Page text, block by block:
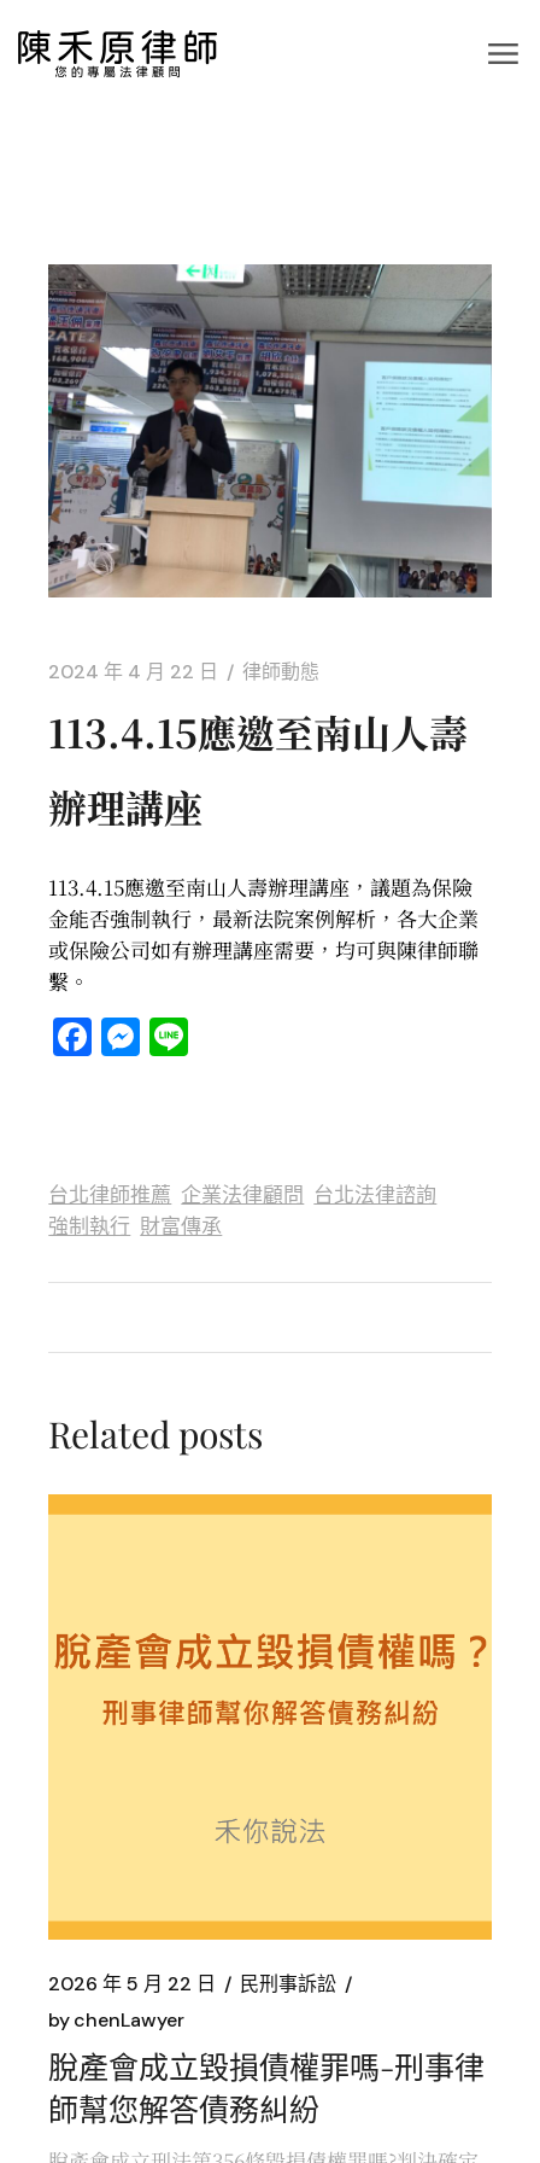
2024 年 4 月 22 日 律師動態
113.4.15應邀至南山人壽
辦理講座
113.4.15應邀至南山人壽辦理講座，議題為保險
金能否強制執行，最新法院案例解析，各大企業
或保險公司如有辦理講座需要，均可與陳律師聯
繫。
Facebook
Messenger
台北律師推薦 企業法律顧問 台北法律諮詢
強制執行 財富傳承
Related posts
2026 年 5 月 22 日
民刑事訴訟
bychenLawyer
脫產會成立毀損債權罪嗎-刑事律
師幫您解答債務糾紛